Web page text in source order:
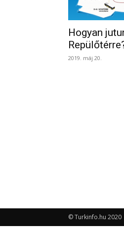
Hogyan
2019. máj 20.
© Turkinfo.hu 2020